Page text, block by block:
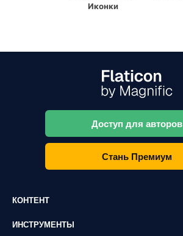
Иконки
Доступ для авторов
Стань Премиум
КОНТЕНТ
ИНСТРУМЕНТЫ